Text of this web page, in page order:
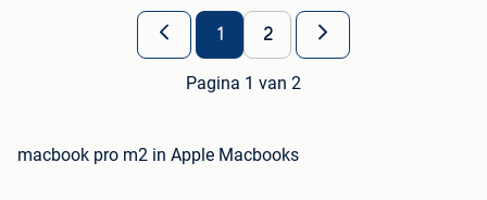
1 2
Pagina 1 van 2
macbook pro m2 in Apple Macbooks